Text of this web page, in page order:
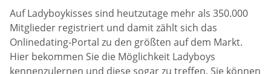
Auf Ladyboykisses sind heutzutage mehr als 350.000
Mitglieder registriert und damit zählt sich das
Onlinedating-Portal zu den größten auf dem Markt.
Hier bekommen Sie die Möglichkeit Ladyboys
kennenzulernen und diese sogar zu treffen. Sie können